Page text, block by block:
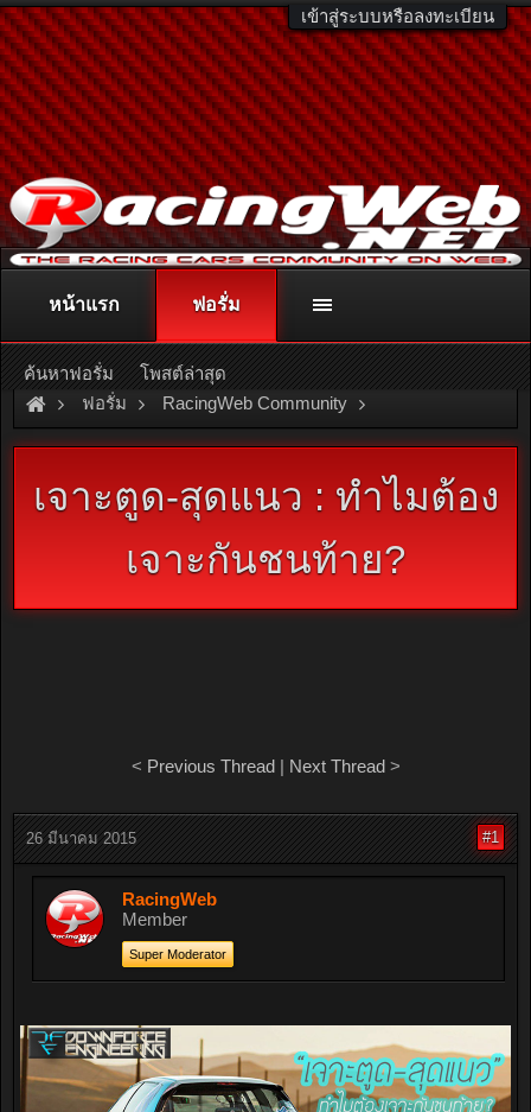
เข้าสู่ระบบหรือลงทะเบียน
ติดต่อลงโฆษณา racingweb@gmail.comหรือโทร. 081-811-1138
หรืออ่านรายละเอียดเพิ่มเติม คลิกที่นี่
ฟอรั่ม RacingWeb Community
Racing Forum (Cars Forum)
เจาะตูด-สุดแนว : ทำไมต้อง
เจาะกันชนท้าย?
< Previous Thread| Next Thread>
26 มีนาคม 2015 #1
RacingWeb
Member
Super Moderator
หน้าแรก ฟอรั่ม
ค้นหาฟอรั่ม โพสต์ล่าสุด